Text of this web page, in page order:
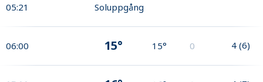
05:21 Soluppgång
06:00 15° 15° 0 4 (6)